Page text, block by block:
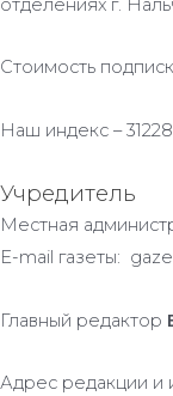
отделениях г.
Стоимость
Наш индекс –
Учредитель
Местная
E-mail газеты:
Главный редактор
Адрес редакции и